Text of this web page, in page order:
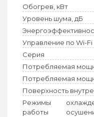
Обогрев, кВт
Уровень шума, дБ
Управление по Wi-Fi
Серия
Потребляемая
Потребляемая
Поверхность
Режимы
работы